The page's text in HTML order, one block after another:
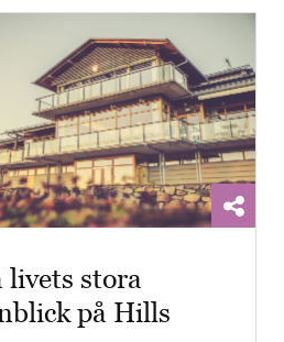
livets stora
på Hills